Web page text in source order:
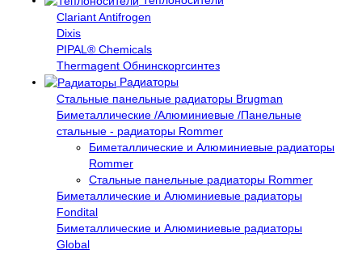
Clariant Antifrogen
Dixis
PIPAL® Chemicals
Thermagent Обнинскоргсинтез
Радиаторы
Стальные панельные радиаторы Brugman
Биметаллические /Алюминиевые /Панельные
стальные - радиаторы Rommer
Биметаллические и Алюминиевые радиаторы
Rommer
Стальные панельные радиаторы Rommer
Биметаллические и Алюминиевые радиаторы
Fondital
Биметаллические и Алюминиевые радиаторы
Global